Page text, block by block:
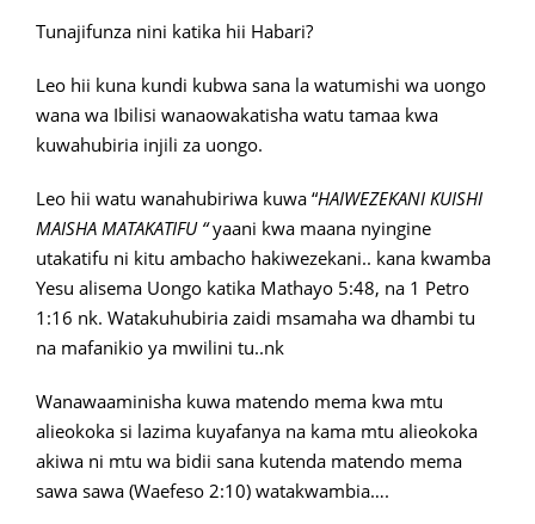
Tunajifunza nini katika hii Habari?
Leo hii kuna kundi kubwa sana la watumishi wa uongo
wana wa Ibilisi wanaowakatisha watu tamaa kwa
kuwahubiria injili za uongo.
Leo hii watu wanahubiriwa kuwa “HAIWEZEKANI KUISHI
MAISHA MATAKATIFU “yaani kwa maana nyingine
utakatifu ni kitu ambacho hakiwezekani.. kana kwamba
Yesu alisema Uongo katika Mathayo 5:48, na 1 Petro
1:16 nk. Watakuhubiria zaidi msamaha wa dhambi tu
na mafanikio ya mwilini tu..nk
Wanawaaminisha kuwa matendo mema kwa mtu
alieokoka si lazima kuyafanya na kama mtu alieokoka
akiwa ni mtu wa bidii sana kutenda matendo mema
sawa sawa (Waefeso 2:10) watakwambia….